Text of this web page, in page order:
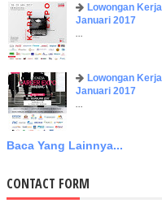
Lowongan
Januari 2017
...
Lowongan
Januari 2017
...
Baca Yang Lainnya...
CONTACT FORM